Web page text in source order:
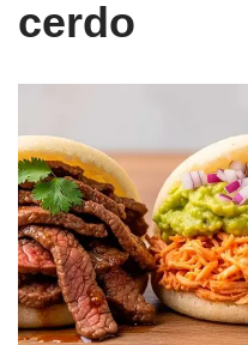
cerdo